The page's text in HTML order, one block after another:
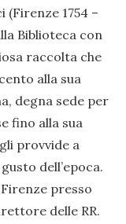
(Firenze 1754 –
Biblioteca con
raccolta che
alla sua
degna sede per
fino alla sua
provvide a
dell’epoca.
presso
delle RR.